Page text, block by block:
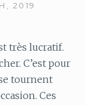
2019
très lucratif.
C’est pour
tournent
Ces